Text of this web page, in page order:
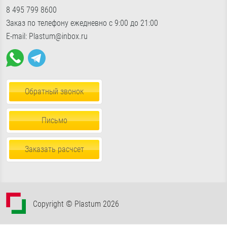
Фурнитура для окон
Пена, герметики, клей
Доставка по России
«Славянский мир», Б24/2
Пн-Пт с 9:00 до 18:00, Сб-Вс с 10:30 до 17:00
8 495 799 8600
Заказ по телефону ежедневно с 9:00 до 21:00
E-mail: Plastum@inbox.ru
Обратный звонок
Письмо
Заказать расчсет
Copyright © Plastum 2026